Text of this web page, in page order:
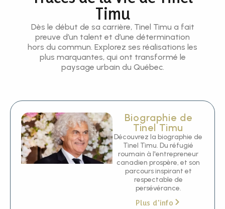
Timu
Dès le début de sa carrière, Tinel Timu a fait
preuve d’un talent et d’une détermination
hors du commun. Explorez ses réalisations les
plus marquantes, qui ont transformé le
paysage urbain du Québec.
Biographie de
Tinel Timu
Découvrez la biographie de
Tinel Timu. Du réfugié
roumain à l'entrepreneur
canadien prospère, et son
parcours inspirant et
respectable de
persévérance.
Plus d'info